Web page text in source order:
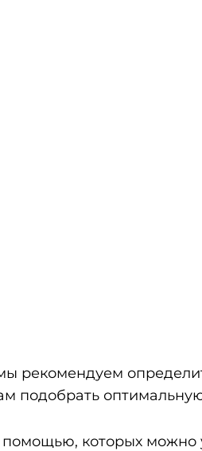
рекомендуем
подобрать
которых